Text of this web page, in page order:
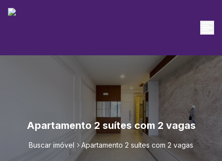
Apartamento 2 suítes com 2 vagas
Buscar imóvel Apartamento 2 suítes com 2 vagas